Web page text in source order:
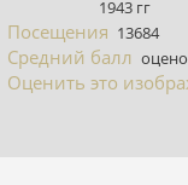
1943 гг
Посещения 13684
Средний балл
Оценить это